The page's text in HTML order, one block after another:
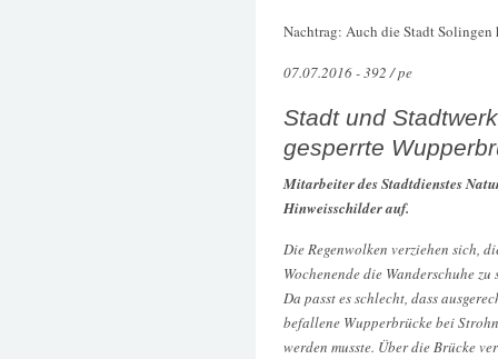
Nachtrag: Auch die Stadt
07.07.2016 - 392 / pe
Stadt und
gesperrte
Mitarbeiter des Stadtdienstes
Hinweisschilder auf.
Die Regenwolken verziehen sich,
Wochenende die Wanderschuhe
Da passt es schlecht, dass
befallene Wupperbrücke bei
werden musste. Über die Brücke